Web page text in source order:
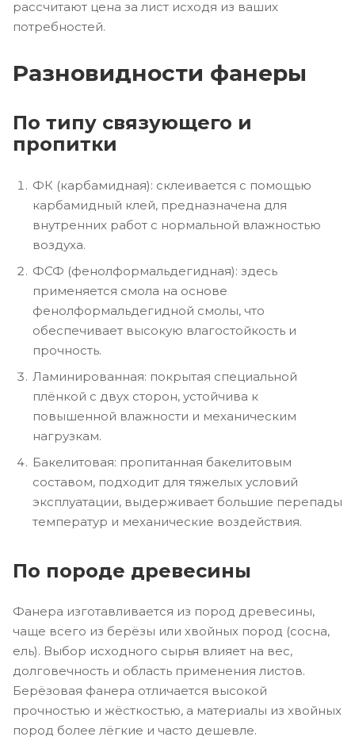
рассчитают цена за лист исходя из ваших
потребностей.
Разновидности фанеры
По типу связующего и
пропитки
ФК (карбамидная): склеивается с помощью
карбамидный клей, предназначена для
внутренних работ с нормальной влажностью
воздуха.
ФСФ (фенолформальдегидная): здесь
применяется смола на основе
фенолформальдегидной смолы, что
обеспечивает высокую влагостойкость и
прочность.
Ламинированная: покрытая специальной
плёнкой с двух сторон, устойчива к
повышенной влажности и механическим
нагрузкам.
Бакелитовая: пропитанная бакелитовым
составом, подходит для тяжелых условий
эксплуатации, выдерживает большие перепады
температур и механические воздействия.
По породе древесины
Фанера изготавливается из пород древесины,
чаще всего из берёзы или хвойных пород (сосна,
ель). Выбор исходного сырья влияет на вес,
долговечность и область применения листов.
Берёзовая фанера отличается высокой
прочностью и жёсткостью, а материалы из хвойных
пород более лёгкие и часто дешевле.